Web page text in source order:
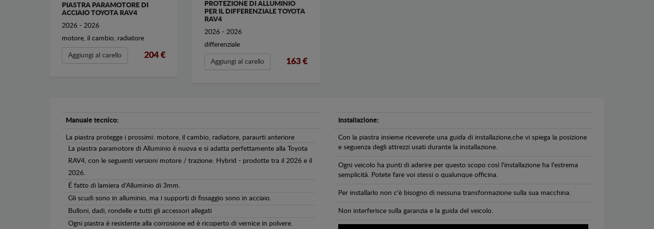
PIASTRA PARAMOTORE DI
ACCIAIO TOYOTA RAV4
2026 - 2026
motore, il cambio, radiatore
Aggiungi al carello 204 €
PROTEZIONE DI ALLUMINIO
PER IL DIFFERENZIALE TOYOTA
RAV4
2026 - 2026
differenziale
Aggiungi al carello 163 €
Manuale tecnico:
La piastra protegge i prossimi: motore, il cambio, radiatore, paraurti anteriore
La piastra paramotore di Alluminio è nuova e si adatta perfettamente alla Toyota
RAV4, con le seguenti versioni motore / trazione: Hybrid - prodotte tra il 2026 e il
2026.
É fatto di lamiera d'Alluminio di 3mm.
Gli scudi sono in alluminio, ma i supporti di fissaggio sono in acciaio.
Bulloni, dadi, rondelle e tutti gli accessori allegati
Ogni piastra è resistente alla corrosione ed è ricoperto di vernice in polvere.
Installazione:
Con la piastra insieme riceverete una guida di installazione,che vi spiega la posizione
e seguenza degli attrezzi usati durante la installazione.
Ogni veicolo ha punti di aderire per questo scopo così l'installazione ha l'estrema
semplicità. Potete fare voi stessi o qualunque officina.
Per installarlo non c'è bisogno di nessuna transformazione sulla sua macchina.
Non interferisce sulla garanzia e la guida del veicolo.